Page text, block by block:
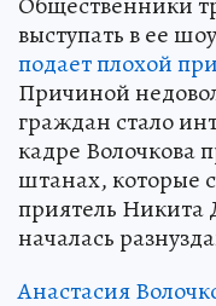
выступать в ее
подает плохой
Причиной
граждан стало
кадре Волочкова
штанах, которые
приятель Никита
началась
Анастасия